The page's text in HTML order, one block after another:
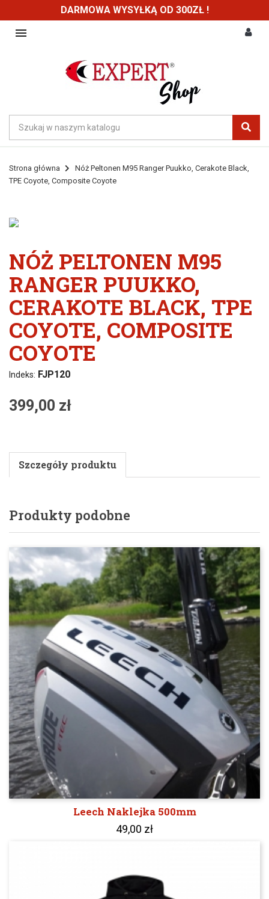
DARMOWA WYSYŁKĄ OD 300ZŁ !

Strona główna
Nóż Peltonen M95 Ranger Puukko, Cerakote Black,
TPE Coyote, Composite Coyote
NÓŻ PELTONEN M95
RANGER PUUKKO,
CERAKOTE BLACK, TPE
COYOTE, COMPOSITE
COYOTE
Indeks: FJP120
399,00 zł
Szczegóły produktu
Produkty podobne
Leech Naklejka 500mm
49,00 zł